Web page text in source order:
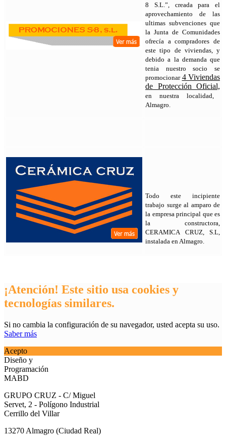
8 S.L.”, creada para el
aprovechamiento de las
ultimas subvenciones que
la Junta de Comunidades
ofrecía a compradores de
este tipo de viviendas, y
debido a la demanda que
tenia nuestro socio se
promocionar 4 Viviendas
de Protección Oficial,
en nuestra localidad,
Almagro.
Todo este incipiente
trabajo surge al amparo de
la empresa principal que es
la constructora,
CERAMICA CRUZ, S.L,
instalada en Almagro.
¡Atención! Este sitio usa cookies y
tecnologías similares.
Si no cambia la configuración de su navegador, usted acepta su uso.
Saber más
Acepto
Diseño y
Programación
MABD
GRUPO CRUZ - C/ Miguel
Servet, 2 - Polígono Industrial
Cerrillo del Villar
13270 Almagro (Ciudad Real)